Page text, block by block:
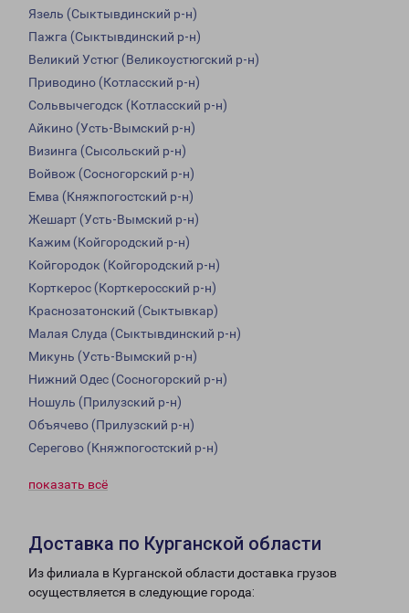
Язель (Сыктывдинский р-н)
Пажга (Сыктывдинский р-н)
Великий Устюг (Великоустюгский р-н)
Приводино (Котласский р-н)
Сольвычегодск (Котласский р-н)
Айкино (Усть-Вымский р-н)
Визинга (Сысольский р-н)
Войвож (Сосногорский р-н)
Емва (Княжпогостский р-н)
Жешарт (Усть-Вымский р-н)
Кажим (Койгородский р-н)
Койгородок (Койгородский р-н)
Корткерос (Корткеросский р-н)
Краснозатонский (Сыктывкар)
Малая Слуда (Сыктывдинский р-н)
Микунь (Усть-Вымский р-н)
Нижний Одес (Сосногорский р-н)
Ношуль (Прилузский р-н)
Объячево (Прилузский р-н)
Серегово (Княжпогостский р-н)
показать всё
Доставка по Курганской области
Из филиала в Курганской области доставка грузов
осуществляется в следующие города: